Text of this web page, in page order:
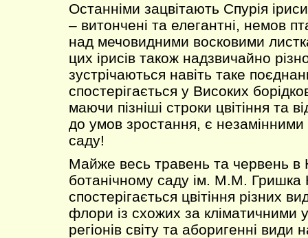
Останніми зацвітають Спурія
– витончені та елегантні, немов
над мечовидними восковими
цих ірисів також надзвичайно
зустрічаються навіть таке
спостерігається у Високих
маючи пізніші строки цвітіння та
до умов зростання, є незамінними
саду!
Майже весь травень та червень в
ботанічному саду ім. М.М. Гришка
спостерігається цвітіння різних
флори із схожих за кліматичними
регіонів світу та аборигенні